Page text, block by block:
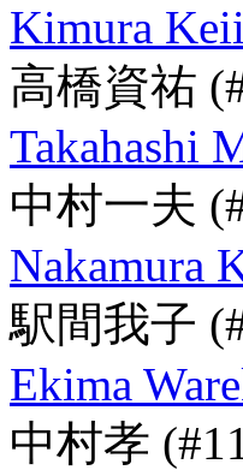
Kimura
高橋資祐
Takahashi
中村一夫
Nakamura
駅間我子
Ekima
中村孝